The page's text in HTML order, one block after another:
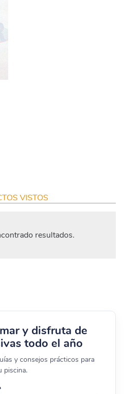
VISTOS
resultados.
y disfruta de
todo el año
y consejos prácticos para
piscina.